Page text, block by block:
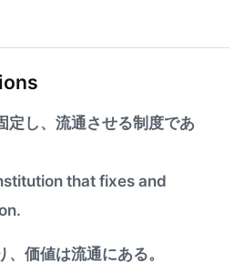
定し、流通させる制度であ
that fixes and
価値は流通にある。